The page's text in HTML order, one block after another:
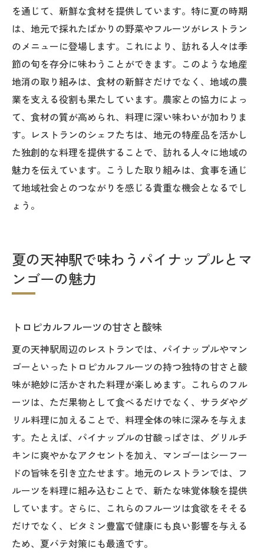
を通じて、新鮮な食材を提供しています。特に夏の時期
は、地元で採れたばかりの野菜やフルーツがレストラン
のメニューに登場します。これにより、訪れる人々は季
節の旬を存分に味わうことができます。このような地産
地消の取り組みは、食材の新鮮さだけでなく、地域の農
業を支える役割も果たしています。農家との協力によっ
て、食材の質が高められ、料理に深い味わいが加わりま
す。レストランのシェフたちは、地元の特産品を活かし
た独創的な料理を提供することで、訪れる人々に地域の
魅力を伝えています。こうした取り組みは、食事を通じ
て地域社会とのつながりを感じる貴重な機会となるでし
ょう。
夏の天神駅で味わうパイナップルとマ
ンゴーの魅力
トロピカルフルーツの甘さと酸味
夏の天神駅周辺のレストランでは、パイナップルやマン
ゴーといったトロピカルフルーツの持つ独特の甘さと酸
味が絶妙に活かされた料理が楽しめます。これらのフル
ーツは、ただ果物として食べるだけでなく、サラダやグ
リル料理に加えることで、料理全体の味に深みを与えま
す。たとえば、パイナップルの甘酸っぱさは、グリルチ
キンに爽やかなアクセントを加え、マンゴーはシーフー
ドの旨味を引き立たせます。地元のレストランでは、フ
ルーツを料理に組み込むことで、新たな味覚体験を提供
しています。さらに、これらのフルーツは食欲をそそる
だけでなく、ビタミン豊富で健康にも良い影響を与える
ため、夏バテ対策にも最適です。